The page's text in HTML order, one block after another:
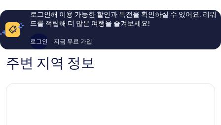
용
기
1,008
이
윈
해
요,
로그인해 이용 가능한 할인과 특전을 확인하실 수 있어요. 리워
드를 적립해 더 많은 여행을 즐겨보세요!
로그인 지금 무료 가입
주변 지역 정보